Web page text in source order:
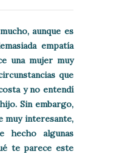
aunque es
empatía
una mujer muy
que
y no entendí
Sin embargo,
muy interesante,
hecho algunas
te parece este